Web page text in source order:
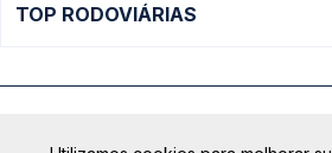
Passagens Pássaro Marron
TOP RODOVIÁRIAS